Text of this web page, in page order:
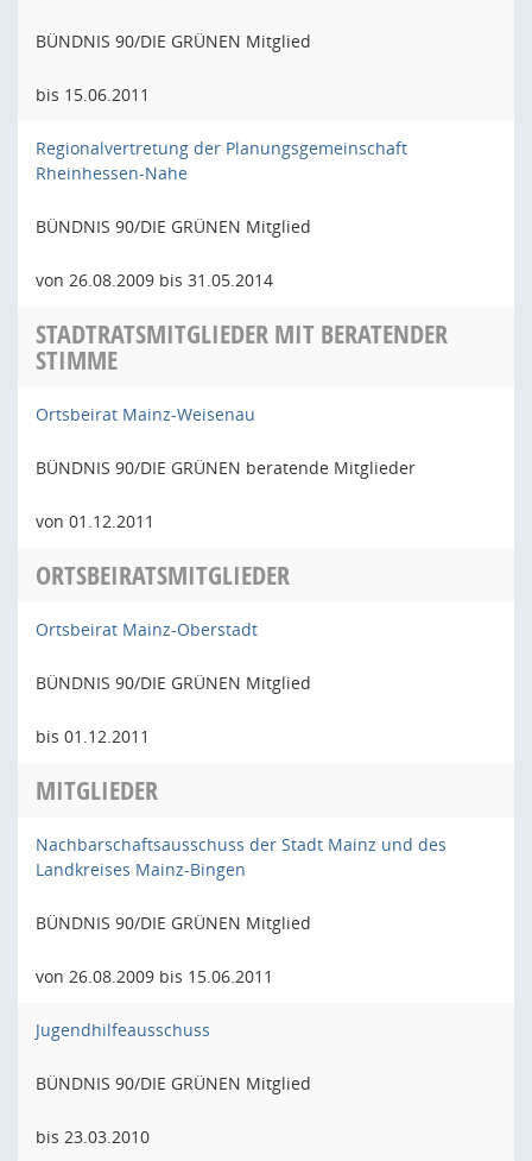
BÜNDNIS 90/DIE GRÜNEN Mitglied
bis 15.06.2011
Regionalvertretung der Planungsgemeinschaft
Rheinhessen-Nahe
BÜNDNIS 90/DIE GRÜNEN Mitglied
von 26.08.2009 bis 31.05.2014
STADTRATSMITGLIEDER MIT BERATENDER
STIMME
Ortsbeirat Mainz-Weisenau
BÜNDNIS 90/DIE GRÜNEN beratende Mitglieder
von 01.12.2011
ORTSBEIRATSMITGLIEDER
Ortsbeirat Mainz-Oberstadt
BÜNDNIS 90/DIE GRÜNEN Mitglied
bis 01.12.2011
MITGLIEDER
Nachbarschaftsausschuss der Stadt Mainz und des
Landkreises Mainz-Bingen
BÜNDNIS 90/DIE GRÜNEN Mitglied
von 26.08.2009 bis 15.06.2011
Jugendhilfeausschuss
BÜNDNIS 90/DIE GRÜNEN Mitglied
bis 23.03.2010